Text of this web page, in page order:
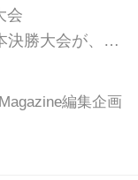
会
決勝大会が、5
ここから世界一
年
編集企画